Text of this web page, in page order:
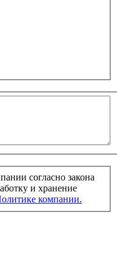
согласно закона
и хранение
компании.